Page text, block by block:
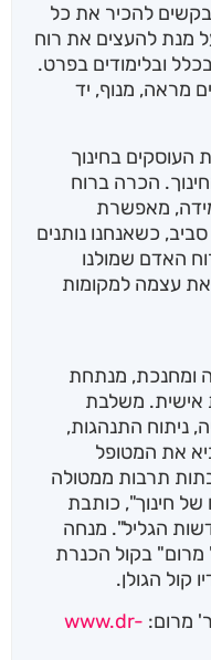
להכיר את כל
מנת להעצים את רוח
ובלימודים בפרט.
מראה, מנוף, יד
העוסקים בחינוך
הכרה ברוח
מאפשרת
כשאנחנו נותנים
האדם שמולנו
עצמה למקומות
ומחנכת, מנתחת
אישית. משלבת
ניתוח התנהגות,
את המטופל
תרבות ממטולה
חינוך", כותבת
הגליל". מנחה
מרום" בקול הכנרת
קול הגולן.
מרום: www.dr-